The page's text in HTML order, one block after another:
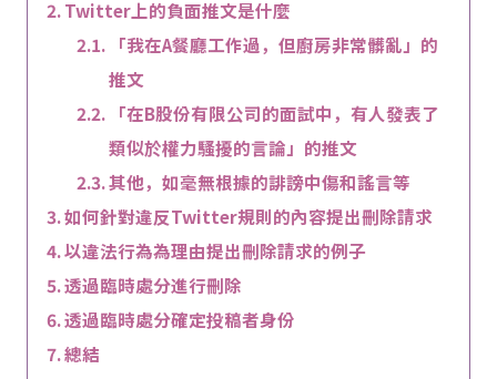
Twitter上的負面推文是什麼
「我在A餐廳工作過，但廚房非常髒亂」的
推文
「在B股份有限公司的面試中，有人發表了
類似於權力騷擾的言論」的推文
其他，如毫無根據的誹謗中傷和謠言等
如何針對違反Twitter規則的內容提出刪除請求
以違法行為為理由提出刪除請求的例子
透過臨時處分進行刪除
透過臨時處分確定投稿者身份
總結